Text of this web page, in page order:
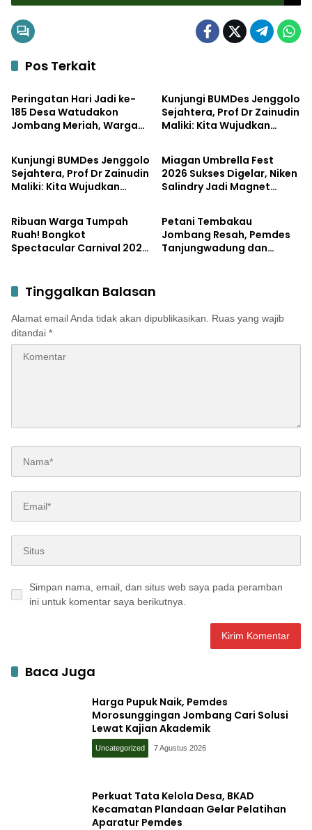
Sinergi Pelestarian Alam
Pos Terkait
Pemerintahan
Peringatan Hari Jadi ke-
185 Desa Watudakon
Jombang Meriah, Warga
Karnaval Budaya
Kunjungi BUMDes Jenggolo
Sejahtera, Prof Dr Zainudin
Maliki: Kita Wujudkan
dengan Potensi Desa
Bisnis
Kunjungi BUMDes Jenggolo
Sejahtera, Prof Dr Zainudin
Maliki: Kita Wujudkan
dengan Potensi Desa
Pemerintahan
Miagan Umbrella Fest
2026 Sukses Digelar, Niken
Salindry Jadi Magnet
Pemerintahan
Ribuan Warga Tumpah
Ruah! Bongkot
Spectacular Carnival 2026
Pemerintahan
Petani Tembakau
Jombang Resah, Pemdes
Tanjungwadung dan
Tinggalkan Balasan
Alamat email Anda tidak akan dipublikasikan.
Ruas yang wajib
ditandai *
Simpan nama, email, dan situs web saya pada peramban
ini untuk komentar saya berikutnya.
Baca Juga
Harga Pupuk Naik, Pemdes
Morosunggingan Jombang Cari Solusi
Lewat Kajian Akademik
Uncategorized 7 Agustus 2026
Perkuat Tata Kelola Desa, BKAD
Kecamatan Plandaan Gelar Pelatihan
Aparatur Pemdes